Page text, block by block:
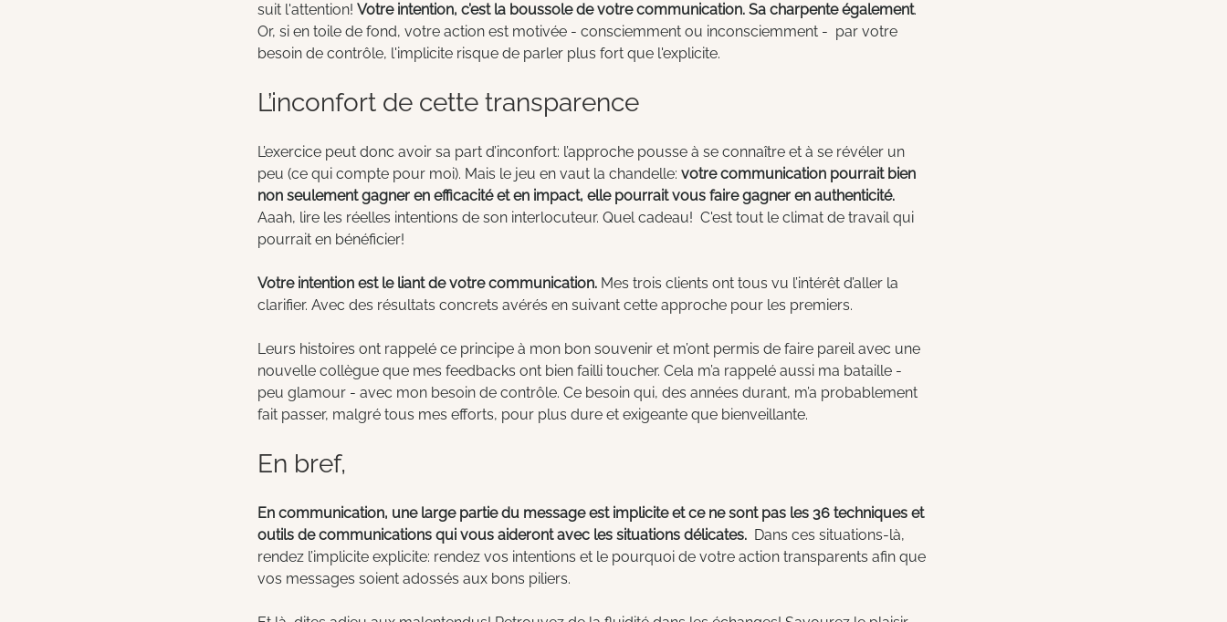
suit l'attention! Votre intention, c’est la boussole de votre communication. Sa charpente également.
Or, si en toile de fond, votre action est motivée - consciemment ou inconsciemment -  par votre
besoin de contrôle, l'implicite risque de parler plus fort que l'explicite.
L’inconfort de cette transparence
L’exercice peut donc avoir sa part d’inconfort: l’approche pousse à se connaître et à se révéler un
peu (ce qui compte pour moi). Mais le jeu en vaut la chandelle: votre communication pourrait bien
non seulement gagner en efficacité et en impact, elle pourrait vous faire gagner en authenticité.
Aaah, lire les réelles intentions de son interlocuteur. Quel cadeau!  C'est tout le climat de travail qui
pourrait en bénéficier!
Votre intention est le liant de votre communication. Mes trois clients ont tous vu l’intérêt d’aller la
clarifier. Avec des résultats concrets avérés en suivant cette approche pour les premiers.
Leurs histoires ont rappelé ce principe à mon bon souvenir et m’ont permis de faire pareil avec une
nouvelle collègue que mes feedbacks ont bien failli toucher. Cela m’a rappelé aussi ma bataille -
peu glamour - avec mon besoin de contrôle. Ce besoin qui, des années durant, m’a probablement
fait passer, malgré tous mes efforts, pour plus dure et exigeante que bienveillante.
En bref,
En communication, une large partie du message est implicite et ce ne sont pas les 36 techniques et
outils de communications qui vous aideront avec les situations délicates.
  Dans ces situations-là,
rendez l’implicite explicite: rendez vos intentions et le pourquoi de votre action transparents afin que
vos messages soient adossés aux bons piliers.